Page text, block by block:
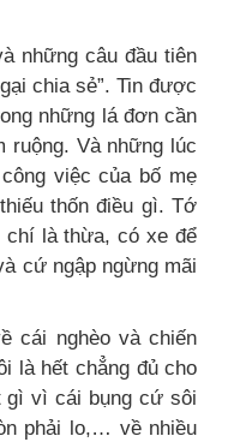
những câu đầu tiên
chia sẻ”. Tin được
những lá đơn cần
ruộng. Và những lúc
việc của bố mẹ
thốn điều gì. Tớ
chí là thừa, có xe để
cứ ngập ngừng mãi
cái nghèo và chiến
là hết chẳng đủ cho
gì vì cái bụng cứ sôi
phải lo,… về nhiều